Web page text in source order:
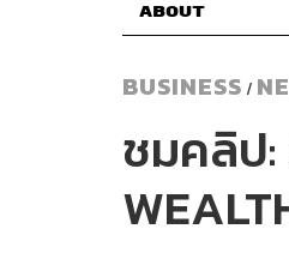
ABOUT
BUSINESS /
ชมคลิป: